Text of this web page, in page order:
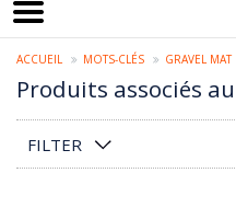
ACCUEIL MOTS-CLÉS GRAVEL MAT
Produits associés
FILTER